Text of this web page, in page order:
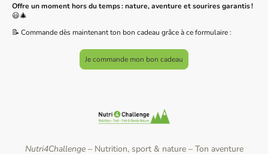
Offre un moment hors du temps : nature, aventure et sourires garantis !
😃🎄
📝 Commande dès maintenant ton bon cadeau grâce à ce formulaire :
Je commande mon bon cadeau
Nutri4Challenge –Nutrition, sport & nature –Ton aventure